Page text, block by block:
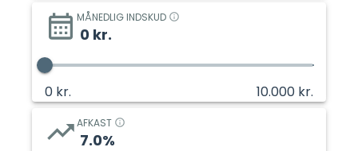
MÅNEDLIG INDSKUD
0 kr.
0 kr. 10.000 kr.
AFKAST
7.0%